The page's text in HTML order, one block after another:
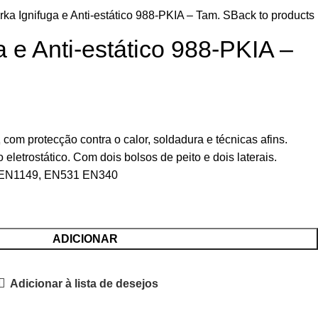
Ignifuga e Anti-estático 988-PKIA – Tam. SBack to products
e Anti-estático 988-PKIA –
protecção contra o calor, soldadura e técnicas afins.
eletrostático. Com dois bolsos de peito e dois laterais.
EN531 EN340
ADICIONAR
Adicionar à lista de desejos